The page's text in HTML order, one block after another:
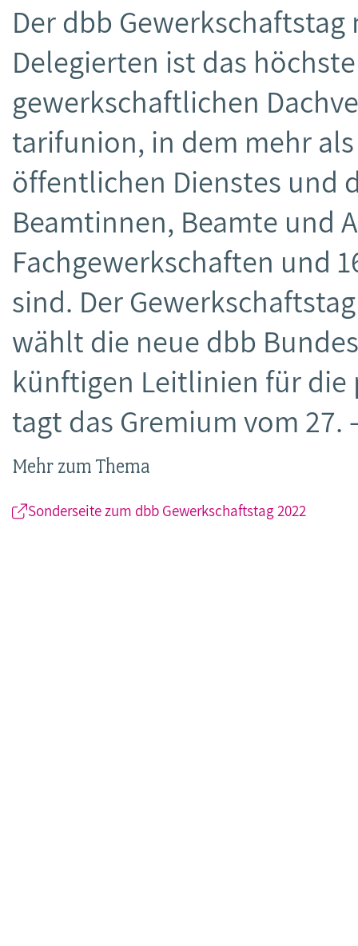
Der dbb
Delegierten ist das
gewerkschaftlichen
tarifunion, in dem mehr
öffentlichen Dienstes und
Beamtinnen, Beamte und
Fachgewerkschaften und
sind. Der
wählt die neue dbb
künftigen Leitlinien für die
tagt das Gremium vom 27.
Mehr zum Thema
Sonderseite zum dbb Gewerkschaftstag 2022